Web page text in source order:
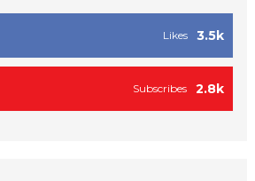
3.5k
Likes
2.8k
Subscribes